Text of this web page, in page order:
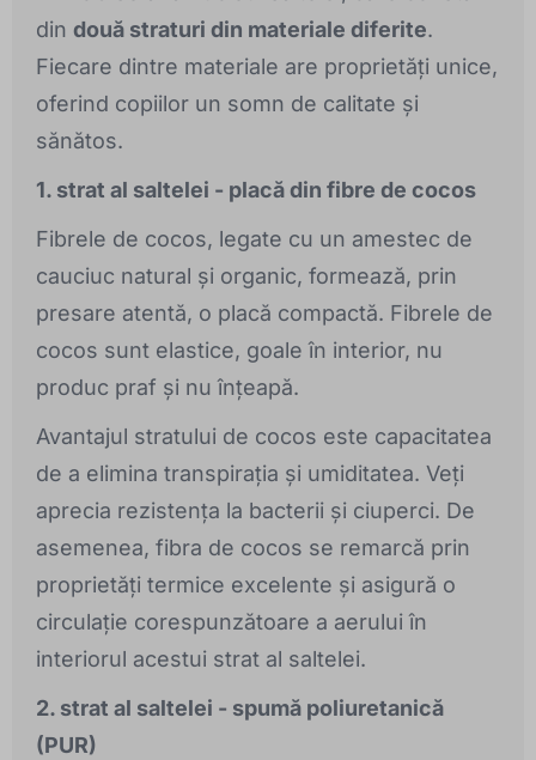
din două straturi din materiale diferite.
Fiecare dintre materiale are proprietăți unice,
oferind copiilor un somn de calitate și
sănătos.
1. strat al saltelei - placă din fibre de cocos
Fibrele de cocos, legate cu un amestec de
cauciuc natural și organic, formează, prin
presare atentă, o placă compactă. Fibrele de
cocos sunt elastice, goale în interior, nu
produc praf și nu înțeapă.
Avantajul stratului de cocos este capacitatea
de a elimina transpirația și umiditatea. Veți
aprecia rezistența la bacterii și ciuperci. De
asemenea, fibra de cocos se remarcă prin
proprietăți termice excelente și asigură o
circulație corespunzătoare a aerului în
interiorul acestui strat al saltelei.
2. strat al saltelei - spumă poliuretanică
(PUR)